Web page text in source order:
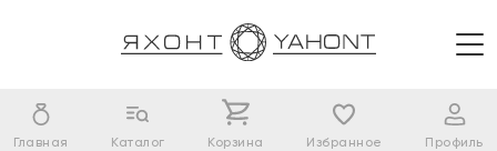
Главная Каталог Корзина Избранное Профиль